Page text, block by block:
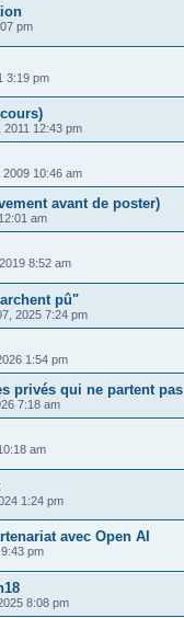
pm
3:19 pm
2011 12:43 pm
10:46 am
avant de poster)
am
8:52 am
pû"
2025 7:24 pm
1:54 pm
privés qui ne partent pas
7:18 am
am
1:24 pm
avec Open AI
pm
8:08 pm